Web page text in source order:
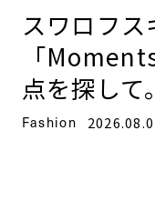
スワロフ
「
点を探して。
Fashion